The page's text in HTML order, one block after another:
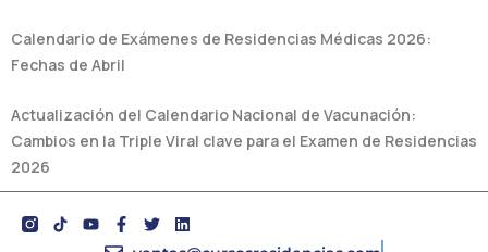
Calendario de Exámenes de Residencias Médicas 2026:
Fechas de Abril
Actualización del Calendario Nacional de Vacunación:
Cambios en la Triple Viral clave para el Examen de Residencias
2026
Y
o
F
a
T
w
L
i